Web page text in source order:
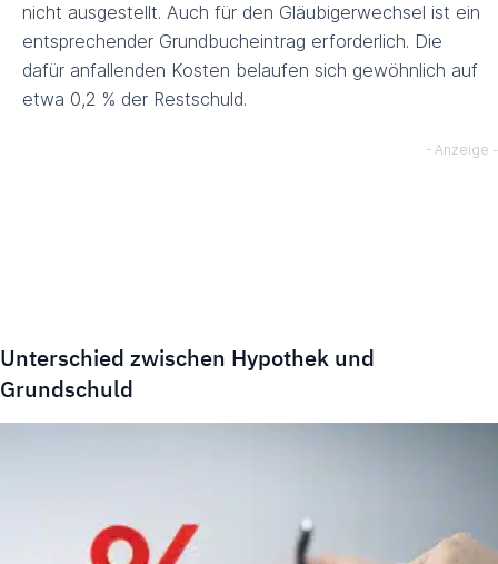
nicht ausgestellt. Auch für den Gläubigerwechsel ist ein
entsprechender Grundbucheintrag erforderlich. Die
dafür anfallenden Kosten belaufen sich gewöhnlich auf
etwa 0,2 % der Restschuld.
Unterschied zwischen Hypothek und
Grundschuld